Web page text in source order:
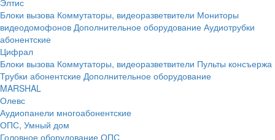
Элтис
Блоки вызова Коммутаторы, видеоразветвители Мониторы
видеодомофонов Дополнительное оборудование Аудиотрубки
абонентские
Цифрал
Блоки вызова Коммутаторы, видеоразветвители Пульты консъержа
Трубки абонентские Дополнительное оборудование
MARSHAL
Олевс
Аудиопанели многоабонентские
ОПС, Умный дом
Головное оборудование ОПС